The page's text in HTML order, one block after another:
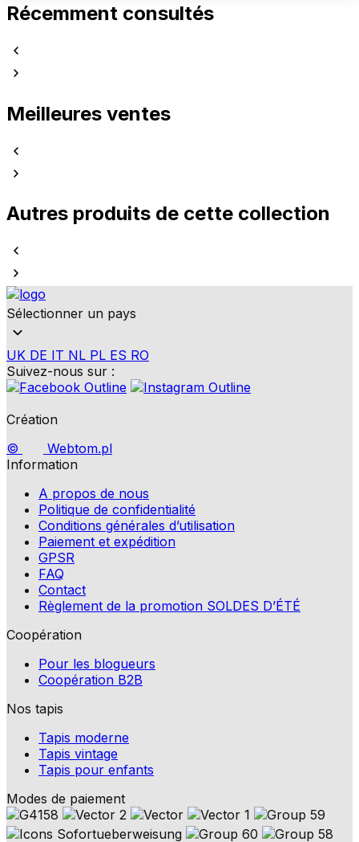
Récemment consultés
Meilleures ventes
Autres produits de cette collection
Sélectionner un pays
UK DE IT NL PL ES RO
Suivez-nous sur :
Création
©
Webtom.pl
Information
A propos de nous
Politique de confidentialité
Conditions générales d’utilisation
Paiement et expédition
GPSR
FAQ
Contact
Règlement de la promotion SOLDES D’ÉTÉ
Coopération
Pour les blogueurs
Coopération B2B
Nos tapis
Tapis moderne
Tapis vintage
Tapis pour enfants
Modes de paiement